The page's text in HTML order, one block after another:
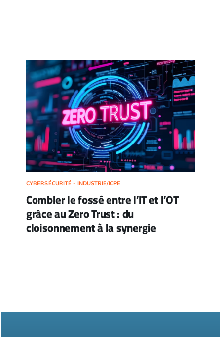
CYBERSÉCURITÉ - INDUSTRIE/ICPE
Combler le fossé entre l’IT et l’OT
grâce au Zero Trust : du
cloisonnement à la synergie